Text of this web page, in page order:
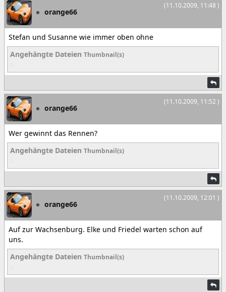
(11.10.2009, 11:48 )
orange66
Stefan und Susanne wie immer oben ohne
Angehängte Dateien Thumbnail(s)
(11.10.2009, 11:52 )
orange66
Wer gewinnt das Rennen?
Angehängte Dateien Thumbnail(s)
(11.10.2009, 12:01 )
orange66
Auf zur Wachsenburg. Elke und Friedel warten schon auf
uns.
Angehängte Dateien Thumbnail(s)